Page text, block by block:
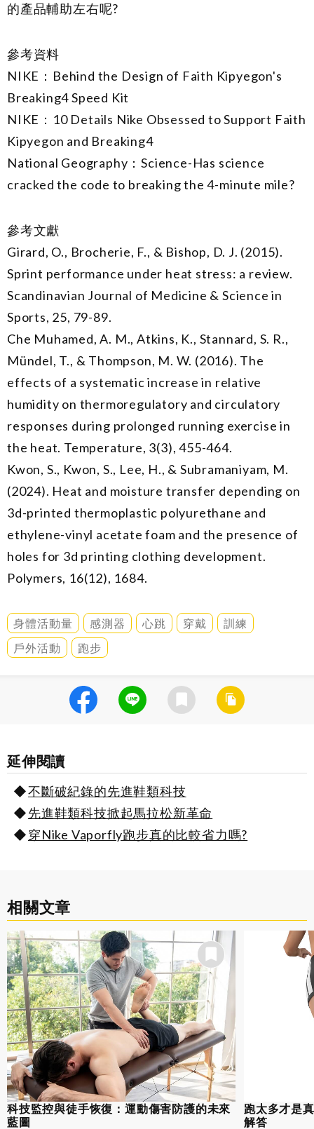
的產品輔助左右呢?
參考資料
NIKE：Behind the Design of Faith Kipyegon's
Breaking4 Speed Kit
NIKE：10 Details Nike Obsessed to Support Faith
Kipyegon and Breaking4
National Geography：Science-Has science
cracked the code to breaking the 4-minute mile?
參考文獻
Girard, O., Brocherie, F., & Bishop, D. J. (2015).
Sprint performance under heat stress: a review.
Scandinavian Journal of Medicine & Science in
Sports, 25, 79-89.
Che Muhamed, A. M., Atkins, K., Stannard, S. R.,
Mündel, T., & Thompson, M. W. (2016). The
effects of a systematic increase in relative
humidity on thermoregulatory and circulatory
responses during prolonged running exercise in
the heat. Temperature, 3(3), 455-464.
Kwon, S., Kwon, S., Lee, H., & Subramaniyam, M.
(2024). Heat and moisture transfer depending on
3d-printed thermoplastic polyurethane and
ethylene-vinyl acetate foam and the presence of
holes for 3d printing clothing development.
Polymers, 16(12), 1684.
身體活動量 感測器 心跳 穿戴
訓練
戶外活動
跑步
延伸閱讀
不斷破紀錄的先進鞋類科技
先進鞋類科技掀起馬拉松新革命
穿Nike Vaporfly跑步真的比較省力嗎?
相關文章
科技監控與徒手恢復：運動傷害防護的未來
藍圖
跑太多才是
解答